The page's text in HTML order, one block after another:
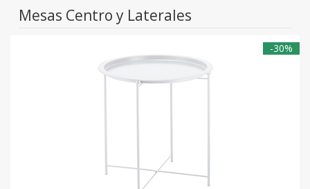
Mesas Centro y Laterales
-30%